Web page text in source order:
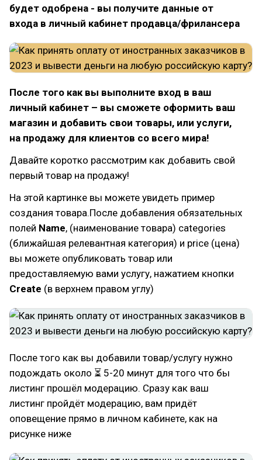
будет одобрена - вы получите данные от
входа в личный кабинет продавца/фрилансера
После того как вы выполните вход в ваш
личный кабинет – вы сможете оформить ваш
магазин и добавить свои товары, или услуги,
на продажу для клиентов со всего мира!
Давайте коротко рассмотрим как добавить свой
первый товар на продажу!
На этой картинке вы можете увидеть пример
создания товара.После добавления обязательных
полей Name, (наименование товара) categories
(ближайшая релевантная категория) и price (цена)
вы можете опубликовать товар или
предоставляемую вами услугу, нажатием кнопки
Create (в верхнем правом углу)
После того как вы добавили товар/услугу нужно
подождать около ⏳ 5-20 минут для того что бы
листинг прошёл модерацию. Сразу как ваш
листинг пройдёт модерацию, вам придёт
оповещение прямо в личном кабинете, как на
рисунке ниже